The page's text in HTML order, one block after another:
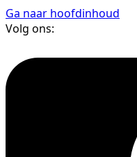
Ga naar hoofdinhoud
Volg ons: